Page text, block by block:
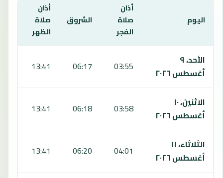
اليوم
أذان
صلاة
الفجر
الشروق
أذان
صلاة
الظهر
الأحد، ٩
أغسطس ٢٠٢٦
03:55
06:17
13:41
الاثنين، ١٠
أغسطس ٢٠٢٦
03:58
06:18
13:41
الثلاثاء، ١١
أغسطس ٢٠٢٦
04:01
06:20
13:41